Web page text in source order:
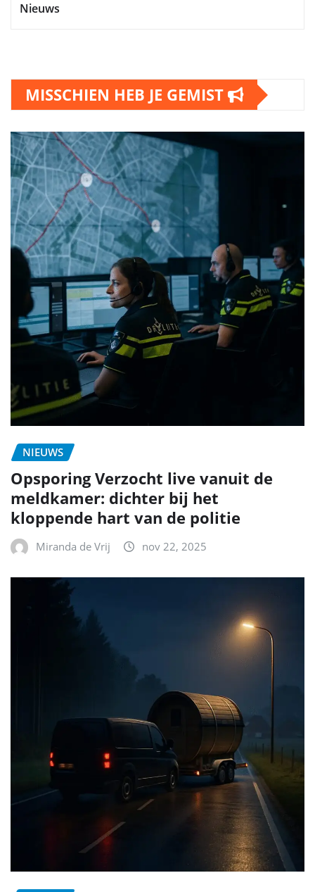
Nieuws
MISSCHIEN HEB JE GEMIST
NIEUWS
Opsporing Verzocht live vanuit de
meldkamer: dichter bij het
kloppende hart van de politie
Miranda de Vrij nov 22, 2025